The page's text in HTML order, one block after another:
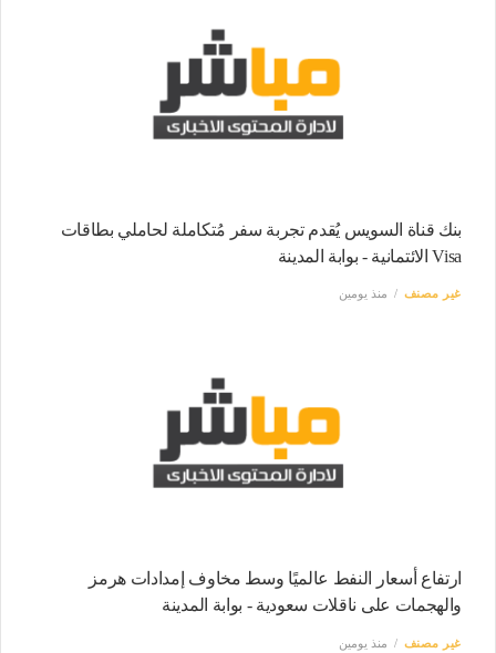
بنك قناة السويس يُقدم تجربة سفر مُتكاملة لحاملي بطاقات
Visa الائتمانية - بوابة المدينة
غير مصنف منذ يومين
ارتفاع أسعار النفط عالميًا وسط مخاوف إمدادات هرمز
والهجمات على ناقلات سعودية - بوابة المدينة
غير مصنف منذ يومين